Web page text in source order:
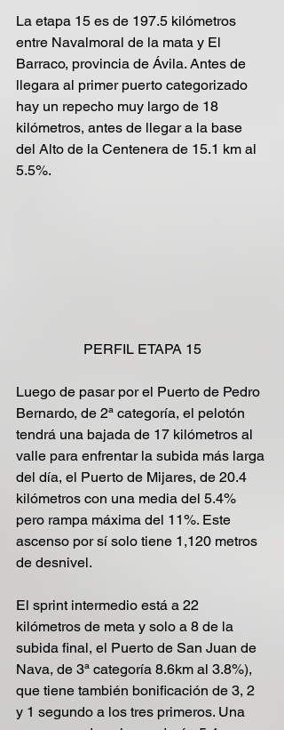
La etapa 15 es de 197.5 kilómetros
entre Navalmoral de la mata y El
Barraco, provincia de Ávila. Antes de
llegara al primer puerto categorizado
hay un repecho muy largo de 18
kilómetros, antes de llegar a la base
del Alto de la Centenera de 15.1 km al
5.5%.
PERFIL ETAPA 15
Luego de pasar por el Puerto de Pedro
Bernardo, de 2ª categoría, el pelotón
tendrá una bajada de 17 kilómetros al
valle para enfrentar la subida más larga
del día, el Puerto de Mijares, de 20.4
kilómetros con una media del 5.4%
pero rampa máxima del 11%. Este
ascenso por sí solo tiene 1,120 metros
de desnivel.
El sprint intermedio está a 22
kilómetros de meta y solo a 8 de la
subida final, el Puerto de San Juan de
Nava, de 3ª categoría 8.6km al 3.8%),
que tiene también bonificación de 3, 2
y 1 segundo a los tres primeros. Una